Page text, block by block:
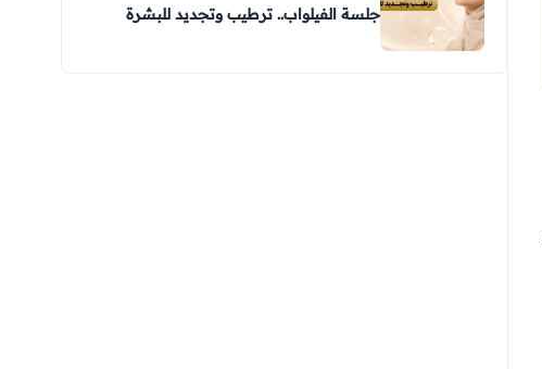
جلسة الفيلواب.. ترطيب وتجديد للبشرة